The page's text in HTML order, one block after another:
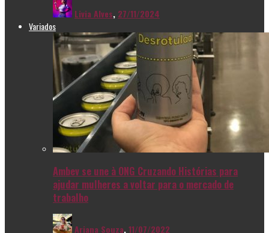
Livia Alves, 27/11/2024
Variados
Ambev se une à ONG Cruzando Histórias para
ajudar mulheres a voltar para o mercado de
trabalho
Ariana Souza,11/07/2022